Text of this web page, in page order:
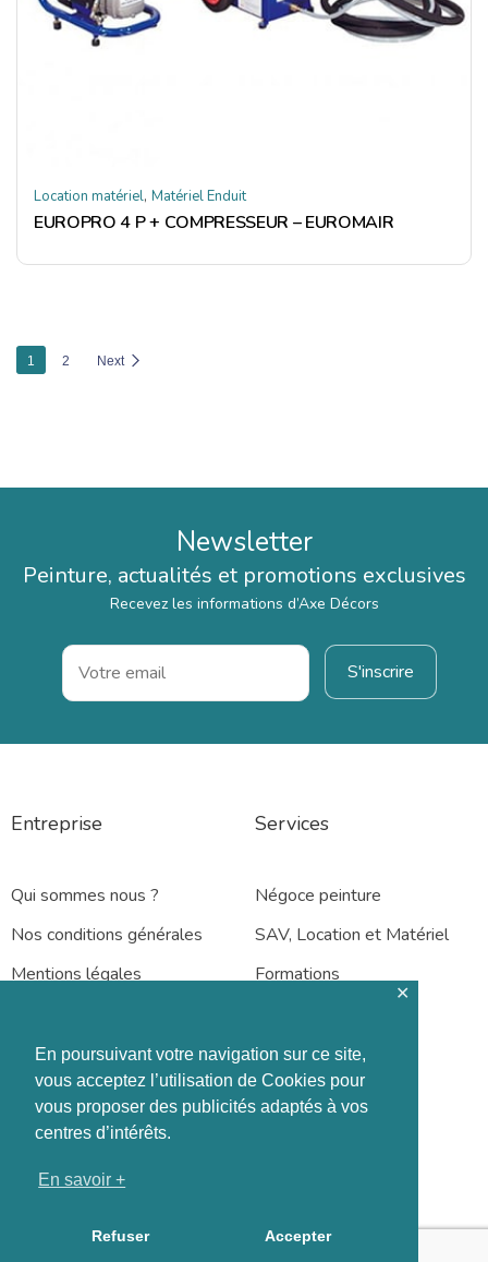
En poursuivant votre navigation sur ce site,
vous acceptez l’utilisation de Cookies pour
vous proposer des publicités adaptés à vos
centres d’intérêts.
En savoir +
Refuser Accepter
✕
Location matériel, Matériel Enduit
EUROPRO 4 P + COMPRESSEUR – EUROMAIR
1 2 Next
Newsletter
Peinture, actualités et promotions exclusives
Recevez les informations d’Axe Décors
Entreprise
Qui sommes nous ?
Nos conditions générales
Mentions légales
Services
Négoce peinture
SAV, Location et Matériel
Formations
Rennes – Nantes